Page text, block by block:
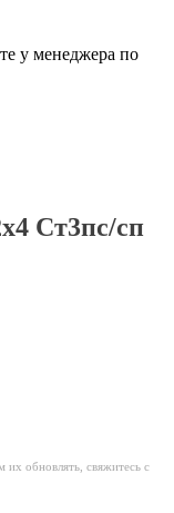
у менеджера по
Ст3пс/сп
обновлять, свяжитесь с